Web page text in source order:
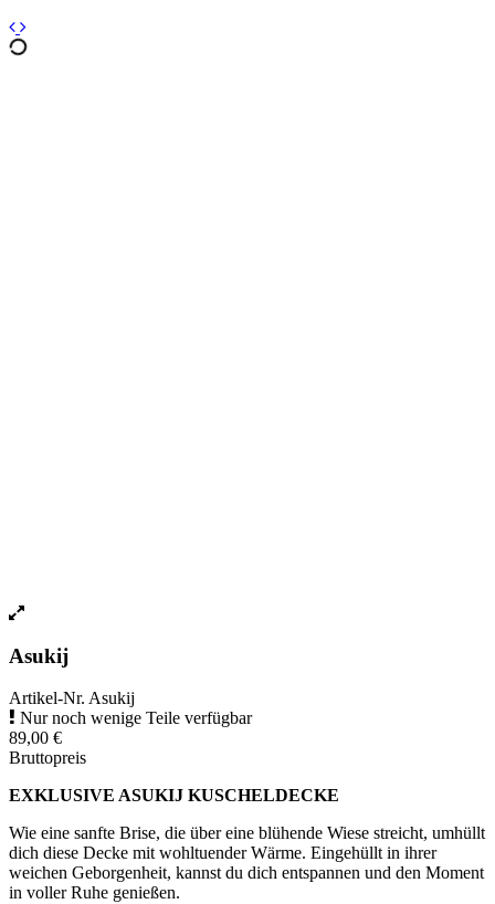
Asukij
Artikel-Nr. Asukij
Nur noch wenige Teile verfügbar
89,00 €
Bruttopreis
EXKLUSIVE ASUKIJ KUSCHELDECKE
Wie eine sanfte Brise, die über eine blühende Wiese streicht, umhüllt
dich diese Decke mit wohltuender Wärme. Eingehüllt in ihrer
weichen Geborgenheit, kannst du dich entspannen und den Moment
in voller Ruhe genießen.